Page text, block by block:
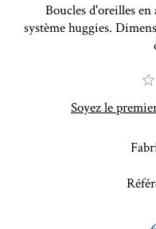
Boucles d'oreilles
système huggies.
Soyez le